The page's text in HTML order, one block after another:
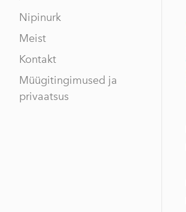
Nipinurk
Meist
Kontakt
Müügitingimused ja
privaatsus